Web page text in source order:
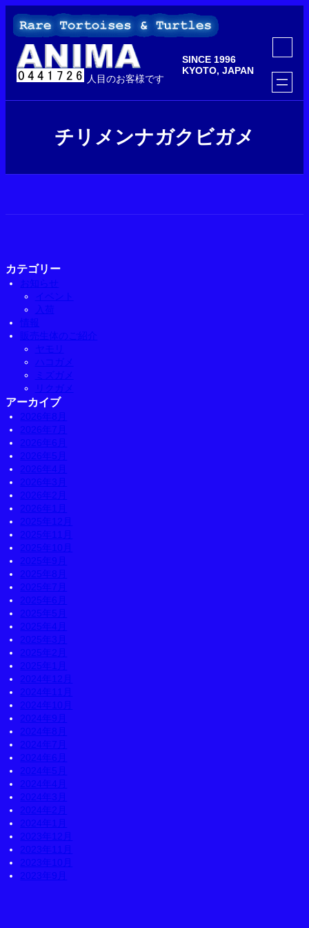
を
人目のお客様です
SINCE 1996
KYOTO, JAPAN
ア
コ
ン
リ
ン
ク
チリメンナガクビガメ
カテゴリー
お知らせ
イベント
入荷
情報
販売生体のご紹介
ヤモリ
ハコガメ
ミズガメ
リクガメ
アーカイブ
2026年8月
2026年7月
2026年6月
2026年5月
2026年4月
2026年3月
2026年2月
2026年1月
2025年12月
2025年11月
2025年10月
2025年9月
2025年8月
2025年7月
2025年6月
2025年5月
2025年4月
2025年3月
2025年2月
2025年1月
2024年12月
2024年11月
2024年10月
2024年9月
2024年8月
2024年7月
2024年6月
2024年5月
2024年4月
2024年3月
2024年2月
2024年1月
2023年12月
2023年11月
2023年10月
2023年9月